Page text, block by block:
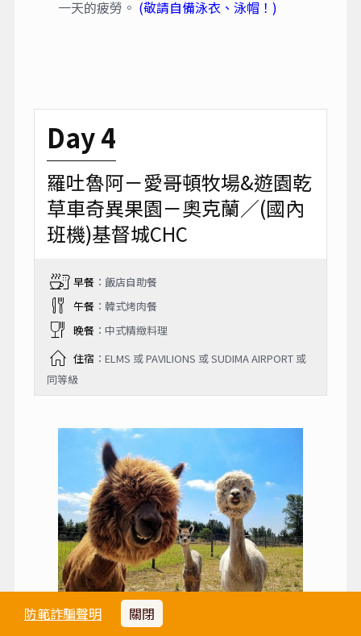
防範詐騙聲明 關閉
一天的疲勞。 (敬請自備泳衣、泳帽！)
Day 4
羅吐魯阿－愛哥頓牧場&遊園乾
草車奇異果園－奧克蘭／(國內
班機)基督城CHC
早餐：飯店自助餐
午餐：韓式烤肉餐
晚餐：中式精緻料理
住宿 ：ELMS 或 PAVILIONS 或 SUDIMA AIRPORT 或
同等級
★愛哥頓牧場─是羅吐魯阿的五星景點，羅